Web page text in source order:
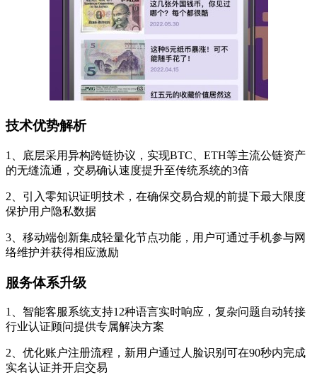
技术优势解析
1、底层采用异构跨链协议，实现BTC、ETH等主流公链资产
的无缝流通，交易确认速度提升至传统系统的3倍
2、引入零知识证明技术，在确保交易合规的前提下最大限度
保护用户隐私数据
3、移动端创新集成轻量化节点功能，用户可通过手机参与网
络维护并获得相应激励
服务体系升级
1、智能客服系统支持12种语言实时响应，复杂问题自动转接
行业认证顾问提供专属解决方案
2、优化账户注册流程，新用户通过人脸识别可在90秒内完成
实名认证并开启交易